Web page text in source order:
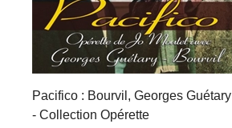
Pacifico : Bourvil, Georges Guétary
- Collection Opérette